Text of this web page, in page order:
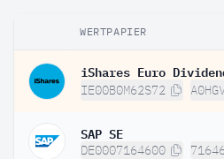
WERTPAPIER
iShares Euro
IE00B0M62S72
SAP SE
DE0007164600